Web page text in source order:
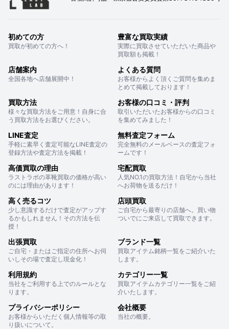
初めての方
買取が初めての方へ！
豊富な買取実績
実際に買取させていただいた商品や
買取額も掲載！
店舗案内
全国各地へ店舗展開中！
よくある質問
お客様からよく頂くご質問を集めま
とめて掲載しております！
買取方法
様々な買取方法をご用意！自身に合
う買取方法をお選びください。
お客様の口コミ・評判
取引いただいたお客様からの口コミ
を集めてみました！
LINE査定
手軽に素早く査定可能なLINE査定の
登録方法や査定方法を掲載！
無料査定フォーム
完全無料のメールベースの査定フォ
ームです！
高価買取の理由
ラストラボの革靴買取の価格が高い
のには理由があります！
宅配買取
人気NO.1の買取方法！自宅から当社
へお荷物を送るだけ！
高く売るコツ
少し意識するだけで査定がアップす
るかもしれません！その方法を伝
授！
店頭買取
ご自宅から最寄りの店舗へ。買い物
ついでにご来店して買取できます。
出張買取
ご自宅・またはご指定の住所へお伺
いしその場で査定し現金化！
ブランド一覧
買取アイテム銘柄一覧をご紹介いた
します。
利用規約
当社をご利用する上でのルールとな
ります。
カテゴリー一覧
買取アイテムカテゴリー一覧をご紹
介いたします。
プライバシーポリシー
お客様からいただく個人情報等の取
り扱いについて。
会社概要
当社の概要。